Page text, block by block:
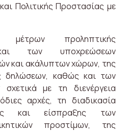
Πολιτικής Προστασίας με
μέτρων προληπτικής
των υποχρεώσεων
και ακάλυπτων χώρων, της
δηλώσεων, καθώς και των
με τη διενέργεια
αρχές, τη διαδικασία
και είσπραξης των
προστίμων, της